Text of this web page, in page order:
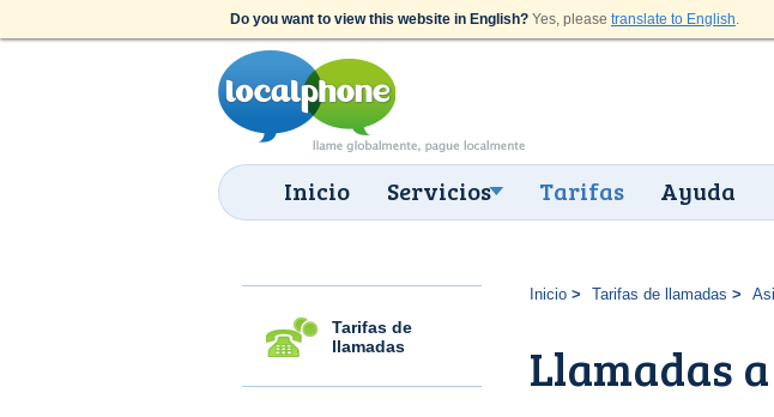
Do you want to view this website in English? Yes, please translate to English.
Inicio Servicios Tarifas Ayuda
Tarifas de
llamadas
Inicio Tarifas de llamadas
Llamadas